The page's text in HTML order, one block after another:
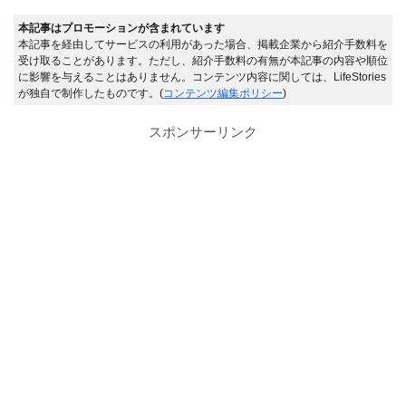
本記事はプロモーションが含まれています
本記事を経由してサービスの利用があった場合、掲載企業から紹介手数料を
受け取ることがあります。ただし、紹介手数料の有無が本記事の内容や順位
に影響を与えることはありません。コンテンツ内容に関しては、LifeStories
が独自で制作したものです。(コンテンツ編集ポリシー)
スポンサーリンク